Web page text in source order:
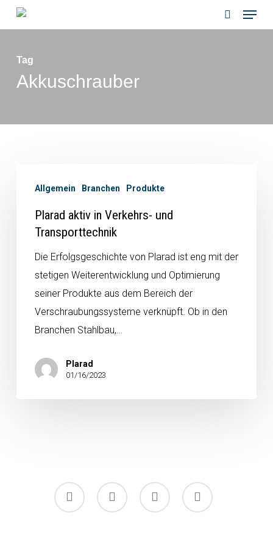
Skip
to
content
search
Menu
Tag
Akkuschrauber
Allgemein Branchen Produkte
Plarad aktiv in Verkehrs- und
Transporttechnik
Die Erfolgsgeschichte von Plarad ist eng mit der
stetigen Weiterentwicklung und Optimierung
seiner Produkte aus dem Bereich der
Verschraubungssysteme verknüpft. Ob in den
Branchen Stahlbau,…
Plarad
01/16/2023
facebook linkedin youtube instagram